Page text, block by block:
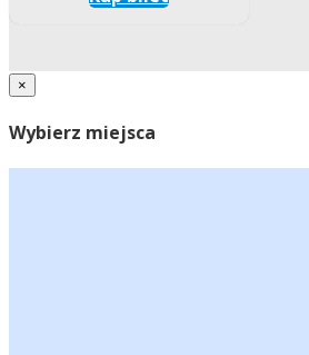
×
Wybierz miejsca